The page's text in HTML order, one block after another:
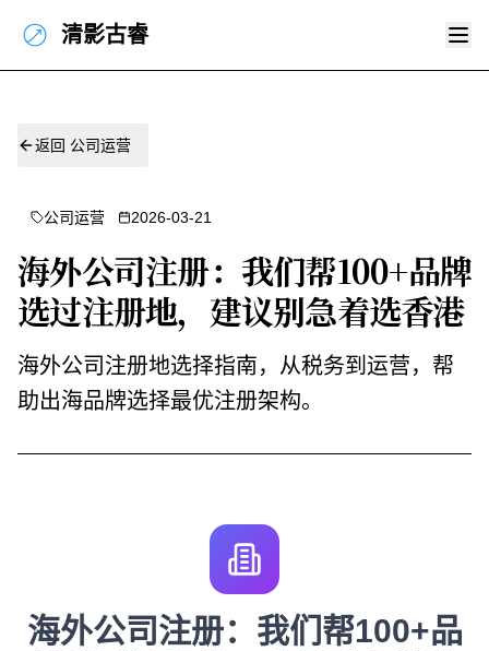
清影古睿
返回 公司运营
公司运营 2026-03-21
海外公司注册：我们帮100+品牌
选过注册地，建议别急着选香港
海外公司注册地选择指南，从税务到运营，帮
助出海品牌选择最优注册架构。
海外公司注册：我们帮100+品